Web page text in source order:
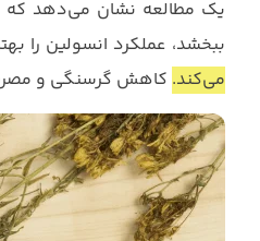
ببخشد، عملکرد انسولین را
می‌کند. کاهش گرسنگی و